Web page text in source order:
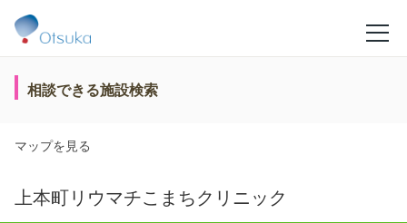
相談できる施設検索
マップを見る
上本町リウマチこまちクリニック